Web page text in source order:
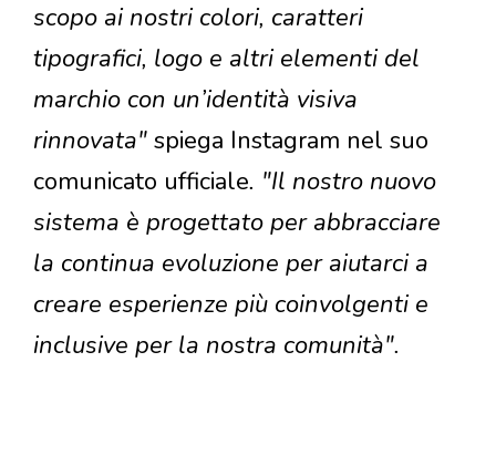
scopo ai nostri colori, caratteri
tipografici, logo e altri elementi del
marchio con un’identità visiva
rinnovata" spiega Instagram nel suo
comunicato ufficiale. "Il nostro nuovo
sistema è progettato per abbracciare
la continua evoluzione per aiutarci a
creare esperienze più coinvolgenti e
inclusive per la nostra comunità".